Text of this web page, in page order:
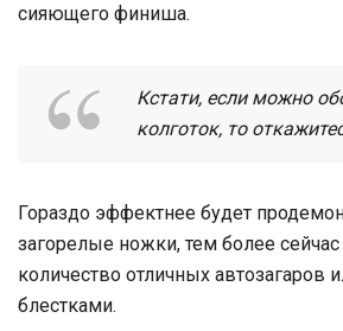
сияющего финиша.
Кстати, если можно
колготок, то
Гораздо эффектнее будет
загорелые ножки, тем более
количество отличных автозагаров
блестками.